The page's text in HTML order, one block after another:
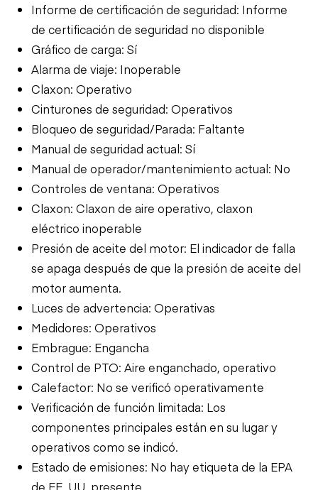
Informe de certificación de seguridad: Informe
de certificación de seguridad no disponible
Gráfico de carga: Sí
Alarma de viaje: Inoperable
Claxon: Operativo
Cinturones de seguridad: Operativos
Bloqueo de seguridad/Parada: Faltante
Manual de seguridad actual: Sí
Manual de operador/mantenimiento actual: No
Controles de ventana: Operativos
Claxon: Claxon de aire operativo, claxon
eléctrico inoperable
Presión de aceite del motor: El indicador de falla
se apaga después de que la presión de aceite del
motor aumenta.
Luces de advertencia: Operativas
Medidores: Operativos
Embrague: Engancha
Control de PTO: Aire enganchado, operativo
Calefactor: No se verificó operativamente
Verificación de función limitada: Los
componentes principales están en su lugar y
operativos como se indicó.
Estado de emisiones: No hay etiqueta de la EPA
de EE. UU. presente